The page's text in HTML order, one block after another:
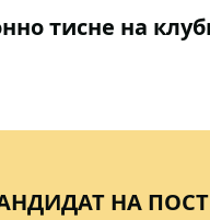
тисне на
НА